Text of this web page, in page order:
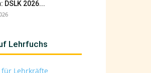
DSLK 2026...
Lehrfuchs